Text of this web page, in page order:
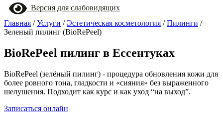
Версия для слабовидящих
Главная /Услуги /Эстетическая косметология /Пилинги /
Зеленый пилинг (BioRePeel)
BioRePeel пилинг в Ессентуках
BioRePeel (зелёный пилинг) - процедура обновления кожи для
более ровного тона, гладкости и «сияния» без выраженного
шелушения. Подходит как курс и как уход “на выход”.
Записаться онлайн